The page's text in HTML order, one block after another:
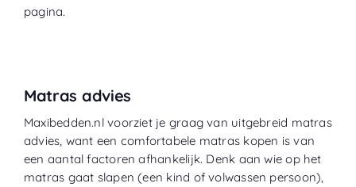
pagina.
Matras advies
Maxibedden.nl voorziet je graag van uitgebreid matras
advies, want een comfortabele matras kopen is van
een aantal factoren afhankelijk. Denk aan wie op het
matras gaat slapen (een kind of volwassen persoon),